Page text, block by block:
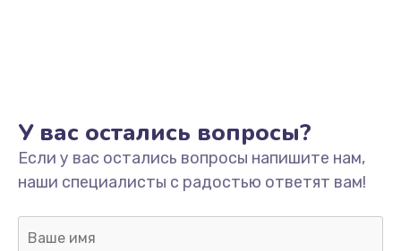
Замена/Pемонт карбюратора
1300 руб.
Заказать
У вас остались вопросы?
Если у вас остались вопросы напишите нам,
наши специалисты с радостью ответят вам!